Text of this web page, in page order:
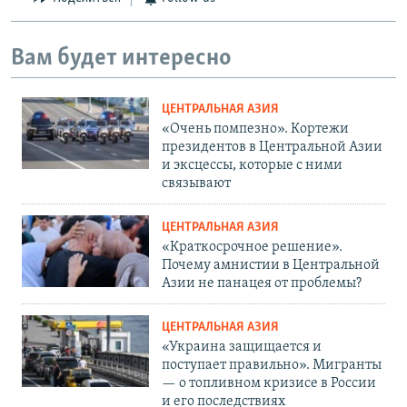
Вам будет интересно
ЦЕНТРАЛЬНАЯ АЗИЯ
«Очень помпезно». Кортежи
президентов в Центральной Азии
и эксцессы, которые с ними
связывают
ЦЕНТРАЛЬНАЯ АЗИЯ
«Краткосрочное решение».
Почему амнистии в Центральной
Азии не панацея от проблемы?
ЦЕНТРАЛЬНАЯ АЗИЯ
«Украина защищается и
поступает правильно». Мигранты
— о топливном кризисе в России
и его последствиях